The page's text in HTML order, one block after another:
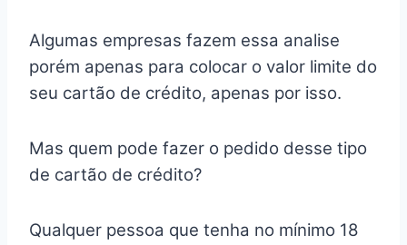
Algumas empresas fazem essa analise
porém apenas para colocar o valor limite do
seu cartão de crédito, apenas por isso.
Mas quem pode fazer o pedido desse tipo
de cartão de crédito?
Qualquer pessoa que tenha no mínimo 18